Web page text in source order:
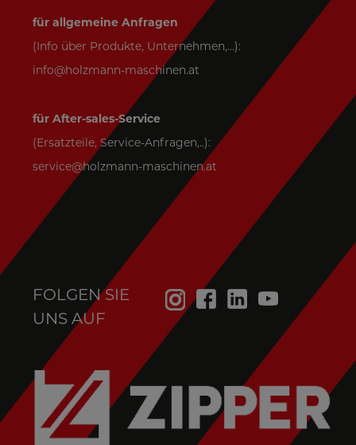
für allgemeine Anfragen
(Info über Produkte, Unternehmen,...):
info@holzmann-maschinen.at
für After-sales-Service
(Ersatzteile, Service-Anfragen,..):
service@holzmann-maschinen.at
FOLGEN SIE
UNS AUF